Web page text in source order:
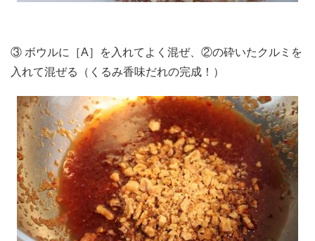
③ ボウルに［A］を入れてよく混ぜ、②の砕いたクルミを
入れて混ぜる（くるみ香味だれの完成！）